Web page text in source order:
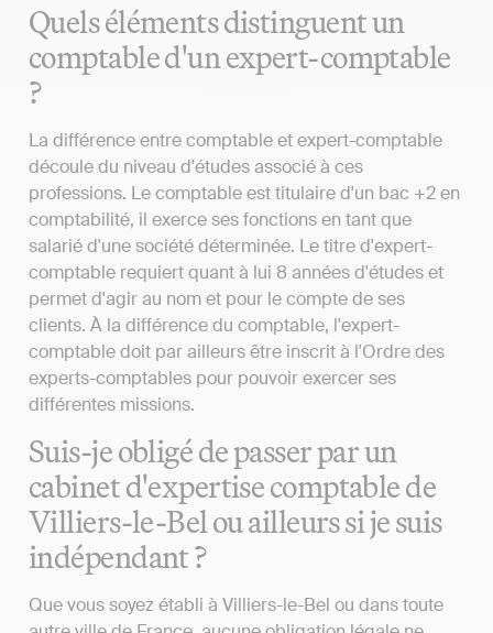
Quels éléments distinguent un
comptable d'un expert-comptable
?
La différence entre comptable et expert-comptable
découle du niveau d'études associé à ces
professions. Le comptable est titulaire d'un bac +2 en
comptabilité, il exerce ses fonctions en tant que
salarié d'une société déterminée. Le titre d'expert-
comptable requiert quant à lui 8 années d'études et
permet d'agir au nom et pour le compte de ses
clients. À la différence du comptable, l'expert-
comptable doit par ailleurs être inscrit à l'Ordre des
experts-comptables pour pouvoir exercer ses
différentes missions.
Suis-je obligé de passer par un
cabinet d'expertise comptable de
Villiers-le-Bel ou ailleurs si je suis
indépendant ?
Que vous soyez établi à Villiers-le-Bel ou dans toute